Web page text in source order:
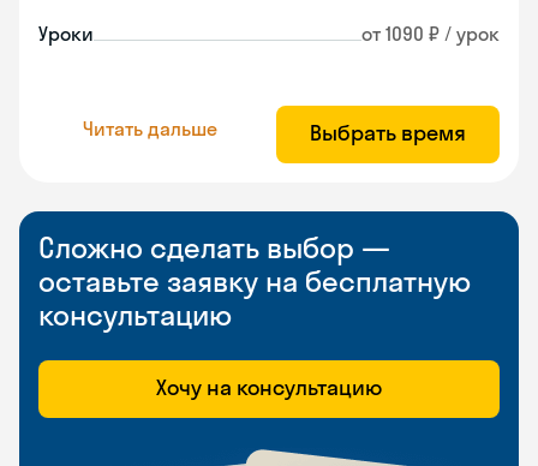
Уроки от 1090 ₽ / урок
Читать дальше Выбрать время
Сложно сделать выбор —
оставьте заявку на бесплатную
консультацию
Хочу на консультацию